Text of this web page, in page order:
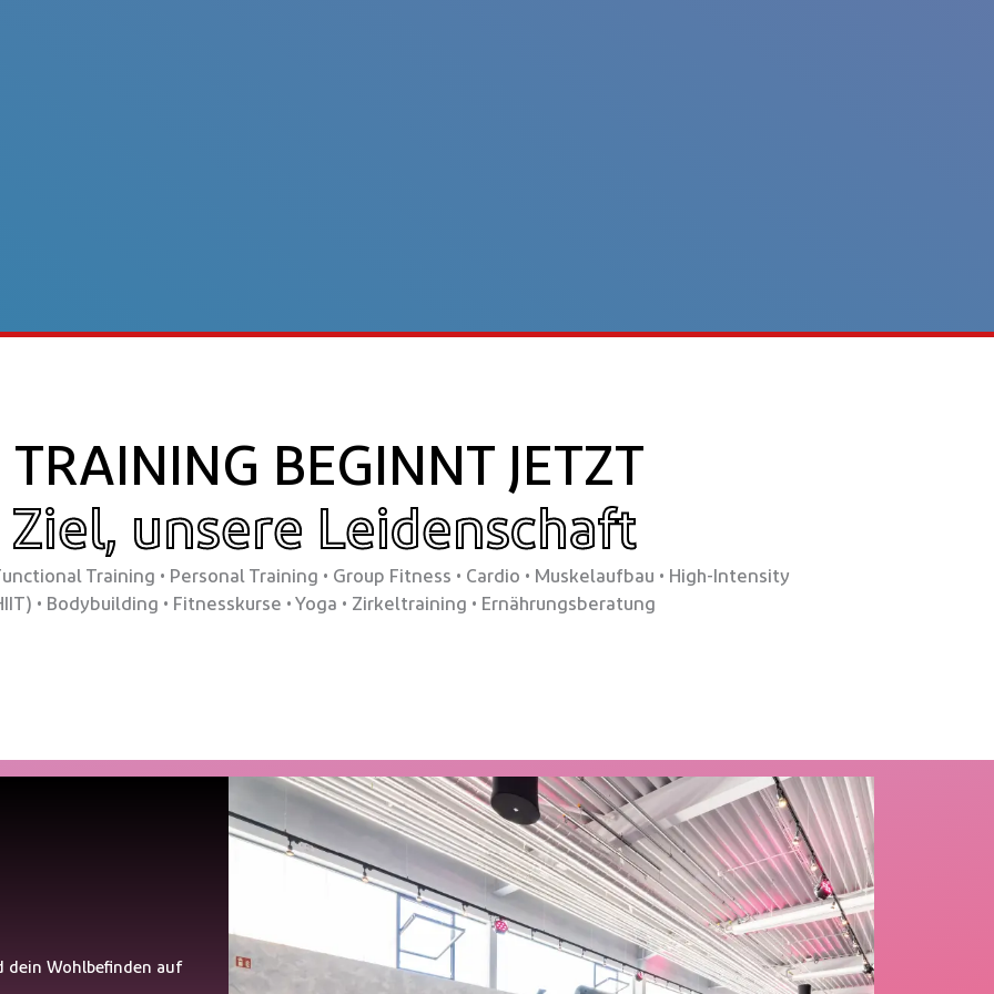
BEGINNT JETZT
unsere Leidenschaft
Training • Personal Training • Group Fitness • Cardio • Muskelaufbau • High-Intensity
• Bodybuilding • Fitnesskurse • Yoga • Zirkeltraining • Ernährungsberatung
dein Wohlbefinden auf